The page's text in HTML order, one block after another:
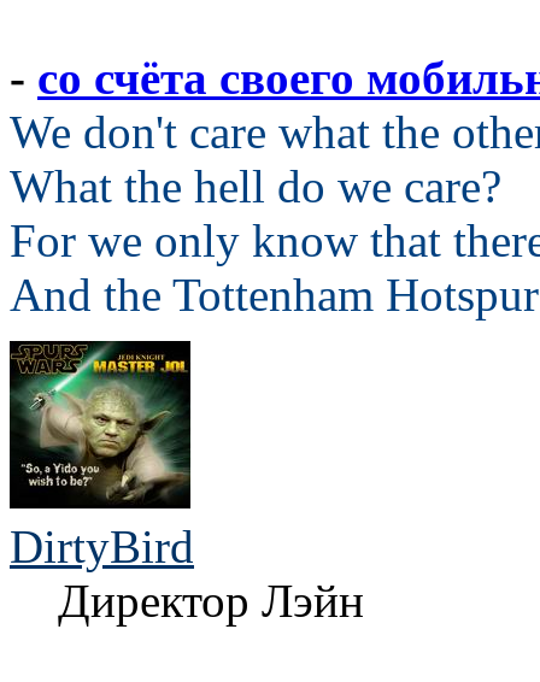
- со счёта своего
We don't care what the
What the hell do we care?
For we only know that
And the Tottenham
DirtyBird
Директор Лэйн